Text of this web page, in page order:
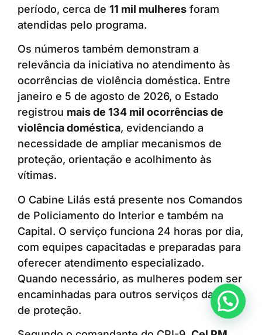
período, cerca de 11 mil mulheres foram
atendidas pelo programa.
Os números também demonstram a
relevância da iniciativa no atendimento às
ocorrências de violência doméstica. Entre
janeiro e 5 de agosto de 2026, o Estado
registrou mais de 134 mil ocorrências de
violência doméstica, evidenciando a
necessidade de ampliar mecanismos de
proteção, orientação e acolhimento às
vítimas.
O Cabine Lilás está presente nos Comandos
de Policiamento do Interior e também na
Capital. O serviço funciona 24 horas por dia,
com equipes capacitadas e preparadas para
oferecer atendimento especializado.
Quando necessário, as mulheres podem ser
encaminhadas para outros serviços da rede
de proteção.
Anunciar ou recomendar matéria